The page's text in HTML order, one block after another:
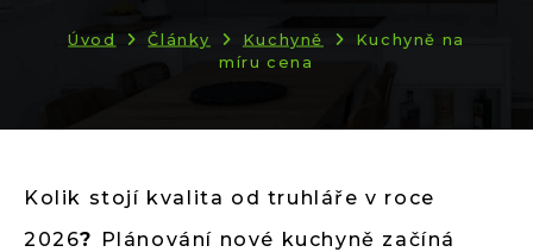
Úvod Články Kuchyně
Kuchyně na
míru cena
Kolik stojí kvalita od truhláře v roce
2026? Plánování nové kuchyně začíná